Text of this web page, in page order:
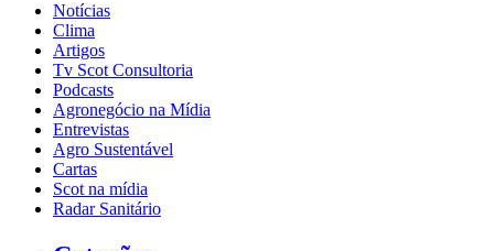
Notícias
Clima
Artigos
Tv Scot Consultoria
Podcasts
Agronegócio na Mídia
Entrevistas
Agro Sustentável
Cartas
Scot na mídia
Radar Sanitário